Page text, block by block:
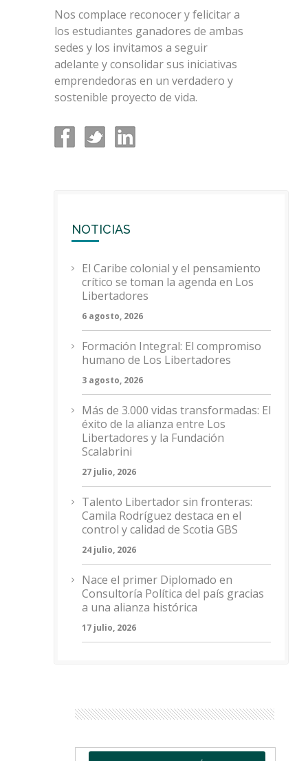
Nos complace reconocer y felicitar a
los estudiantes ganadores de ambas
sedes y los invitamos a seguir
adelante y consolidar sus iniciativas
emprendedoras en un verdadero y
sostenible proyecto de vida.
NOTICIAS
El Caribe colonial y el pensamiento
crítico se toman la agenda en Los
Libertadores
6 agosto, 2026
Formación Integral: El compromiso
humano de Los Libertadores
3 agosto, 2026
Más de 3.000 vidas transformadas: El
éxito de la alianza entre Los
Libertadores y la Fundación
Scalabrini
27 julio, 2026
Talento Libertador sin fronteras:
Camila Rodríguez destaca en el
control y calidad de Scotia GBS
24 julio, 2026
Nace el primer Diplomado en
Consultoría Política del país gracias
a una alianza histórica
17 julio, 2026